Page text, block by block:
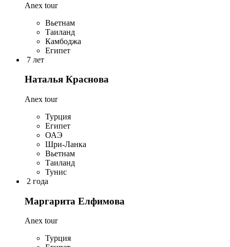
Anex tour
Вьетнам
Таиланд
Камбоджа
Египет
7 лет
Наталья Краснова
Anex tour
Турция
Египет
ОАЭ
Шри-Ланка
Вьетнам
Таиланд
Тунис
2 года
Маргарита Елфимова
Anex tour
Турция